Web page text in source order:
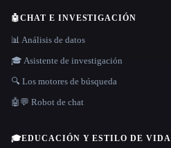
🤖CHAT E INVESTIGACIÓN
📊 Análisis de datos
🎓 Asistente de investigación
🔍 Los motores de búsqueda
🤖💬 Robot de chat
🎓EDUCACIÓN Y ESTILO DE VIDA